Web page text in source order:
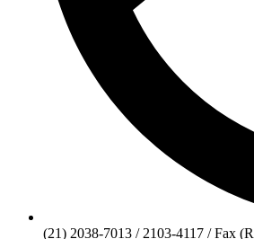
(21) 2038-7013 / 2103-4117 / Fax